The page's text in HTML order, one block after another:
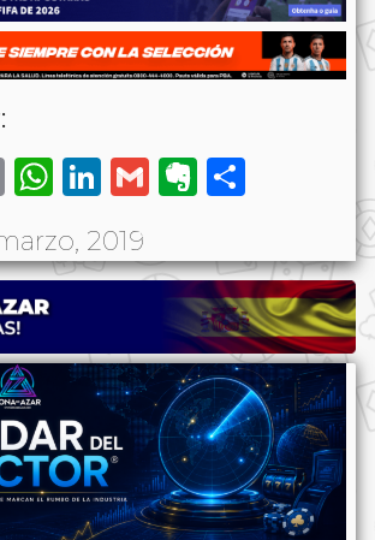
EmailWhatsApp
LinkedIn
GmailEvernote
2019